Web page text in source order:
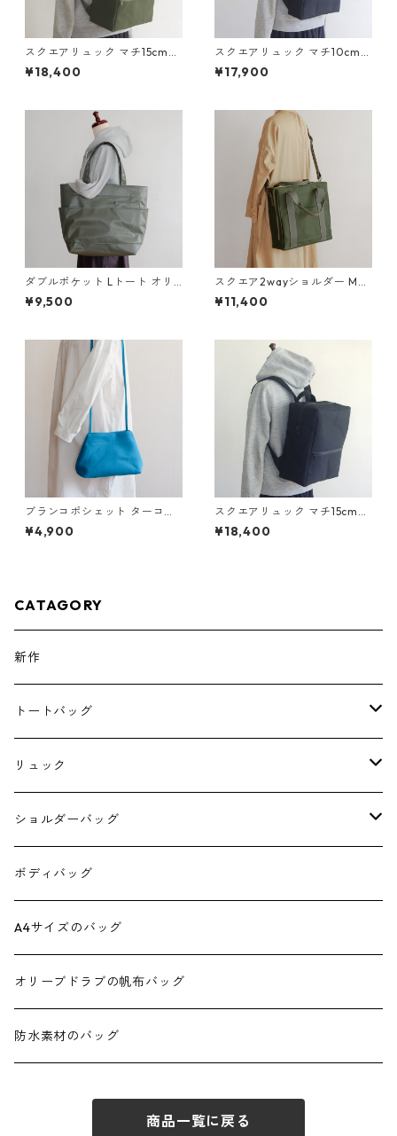
スクエアリュック マチ15cm
オリーブ / 6号帆布
¥18,400
スクエアリュック マチ10cm
黒 / 6号帆布
¥17,900
ダブルポケット Lトート オリ
ーブドラブ / ポリエステル帆
布
¥9,500
スクエア2wayショルダー M
オリーブドラブ / 9号帆布
¥11,400
ブランコポシェット ターコイ
ズ / 8号帆布
¥4,900
スクエアリュック マチ15cm
黒 / 6号帆布
¥18,400
CATAGORY
新作
トートバッグ
A4サイズのトート
4 pockets tote
ダブルポケットミニトート
ダブルポケットミニ2wayトート
ダブルポケットトート
ダブルポケット2WAYトート
リュック
スクエアリュック
スクエアリュック390
スクエアリュック 正方形
ショルダーバッグ
6号帆布のショルダー
スクエア2wayショルダー
正方形ミニショルダー
ショルダースクエア
ボディバッグ
A4サイズのバッグ
オリーブドラブの帆布バッグ
防水素材のバッグ
商品一覧に戻る